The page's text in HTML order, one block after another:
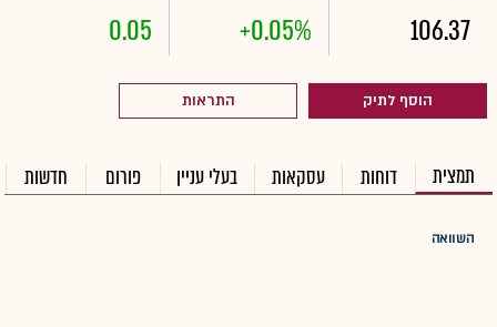
106.37
+0.05%
0.05
הוסף לתיק התראות
תמצית דוחות עסקאות בעלי עניין פורום חדשות
השוואה